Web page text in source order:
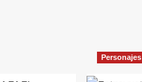
Personajes